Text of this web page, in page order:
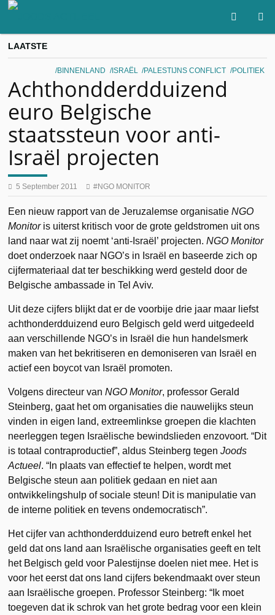
LAATSTE
BINNENLAND ISRAËL PALESTIJNS CONFLICT POLITIEK
Achthondderdduizend
euro Belgische
staatssteun voor anti-
Israël projecten
5 September 2011 NGO MONITOR
Een nieuw rapport van de Jeruzalemse organisatieNGO
Monitoris uiterst kritisch voor de grote geldstromen uit ons
land naar wat zij noemt ‘anti-Israël’ projecten.NGO Monitor
doet onderzoek naar NGO’s in Israël en baseerde zich op
cijfermateriaal dat ter beschikking werd gesteld door de
Belgische ambassade in Tel Aviv.
Uit deze cijfers blijkt dat er de voorbije drie jaar maar liefst
achthonderdduizend euro Belgisch geld werd uitgedeeld
aan verschillende NGO’s in Israël die hun handelsmerk
maken van het bekritiseren en demoniseren van Israël en
actief een boycot van Israël promoten.
Volgens directeur vanNGO Monitor, professor Gerald
Steinberg, gaat het om organisaties die nauwelijks steun
vinden in eigen land, extreemlinkse groepen die klachten
neerleggen tegen Israëlische bewindslieden enzovoort. “Dit
is totaal contraproductief”, aldus Steinberg tegenJoods
Actueel. “In plaats van effectief te helpen, wordt met
Belgische steun aan politiek gedaan en niet aan
ontwikkelingshulp of sociale steun! Dit is manipulatie van
de interne politiek en tevens ondemocratisch”.
Het cijfer van achthonderdduizend euro betreft enkel het
geld dat ons land aan Israëlische organisaties geeft en telt
het Belgisch geld voor Palestijnse doelen niet mee. Het is
voor het eerst dat ons land cijfers bekendmaakt over steun
aan Israëlische groepen. Professor Steinberg: “Ik moet
toegeven dat ik schrok van het grote bedrag voor een klein